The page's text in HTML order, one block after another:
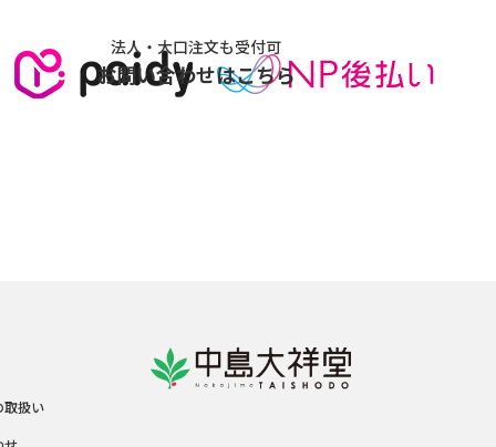
法人・大口注文も受付可
お問い合わせはこちら
取扱い